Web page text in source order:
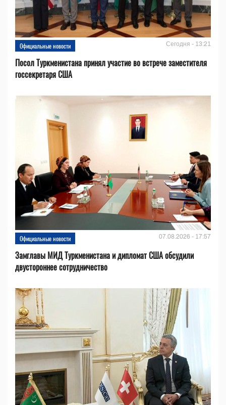
Официальные новости Сегодня - 13:21
Посол Туркменистана принял участие во встрече заместителя
госсекретаря США
Официальные новости 07.08.2026 - 17:57
Замглавы МИД Туркменистана и дипломат США обсудили
двустороннее сотрудничество